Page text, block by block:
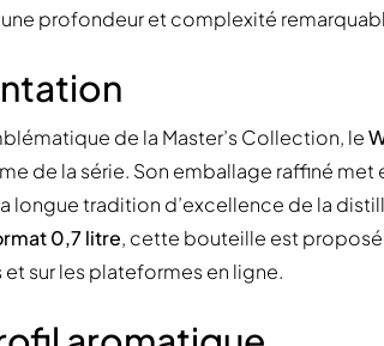
profondeur et complexité
de la Master’s Collection, le
de la série. Son emballage raffiné met
longue tradition d’excellence de la
0,7 litre, cette bouteille est
sur les plateformes en ligne.